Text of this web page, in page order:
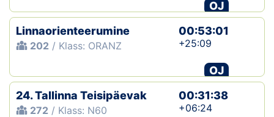
OJ
Linnaorienteerumine
202 / Klass: ORANZ
00:53:01
+25:09
OJ
24. Tallinna Teisipäevak
272 / Klass: N60
00:31:38
+06:24